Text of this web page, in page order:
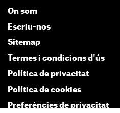
On som
Escriu-nos
Sitemap
Termes i condicions d'ús
Política de privacitat
Política de cookies
Preferències de privacitat